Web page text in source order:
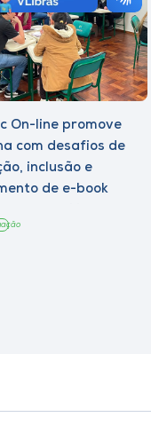
On-line promove
com desafios de
inclusão e
de e-book